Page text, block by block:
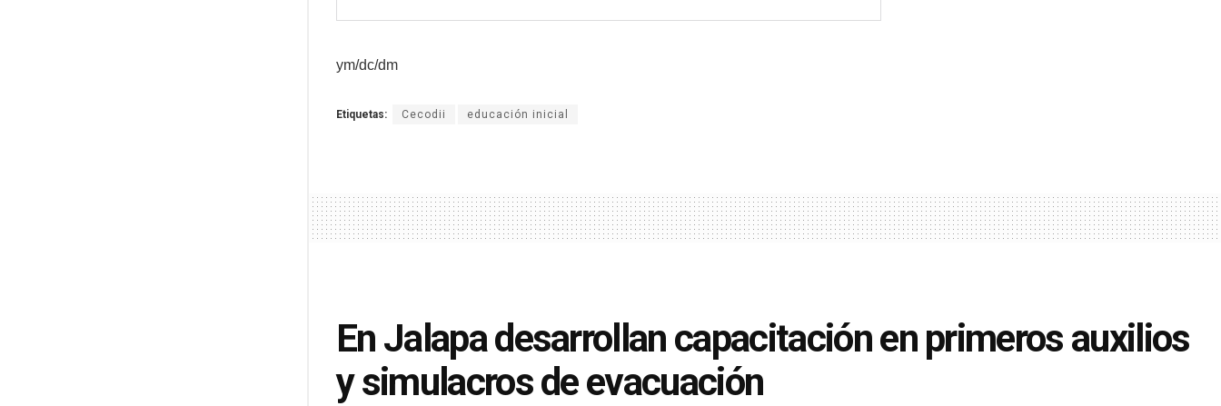
ym/dc/dm
Etiquetas: Cecodii educación inicial
En Jalapa desarrollan capacitación en primeros auxilios
y simulacros de evacuación